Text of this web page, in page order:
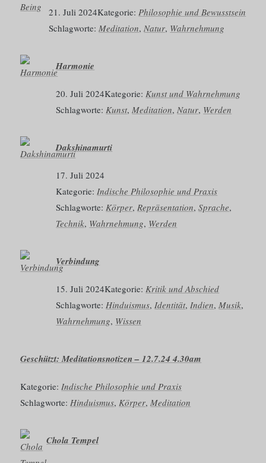
21. Juli 2024Kategorie:Philosophie und Bewusstsein
Schlagworte:Meditation, Natur, Wahrnehmung
Harmonie
20. Juli 2024Kategorie:Kunst und Wahrnehmung
Schlagworte:Kunst, Meditation, Natur, Werden
Dakshinamurti
17. Juli 2024
Kategorie:Indische Philosophie und Praxis
Schlagworte:Körper, Repräsentation, Sprache
Technik, Wahrnehmung, Werden
Verbindung
15. Juli 2024Kategorie: Kritik und Abschied
Schlagworte: Hinduismus, Identität, Indien, Musik
Wahrnehmung, Wissen
Geschützt: Meditationsnotizen – 12.7.24 4.30am
Kategorie: Indische Philosophie und Praxis
Schlagworte: Hinduismus, Körper, Meditation
Chola Tempel